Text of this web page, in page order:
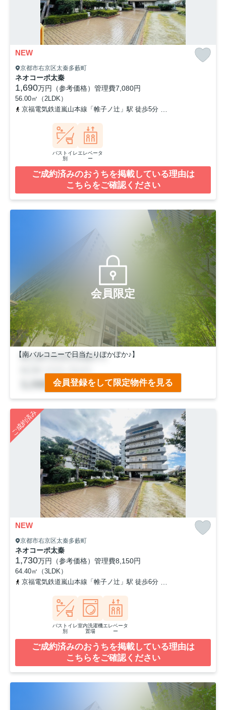
NEW
京都市右京区太秦多藪町
ネオコーポ太秦
1,690万円（参考価格） 管理費7,080円
56.00㎡（2LDK）
京福電気鉄道嵐山本線「帷子ノ辻」駅 徒歩5分
バストイレ
別
エレベータ
ー
ご成約済みのおうちを掲載している理由は
こちらをご確認ください
会員限定
【南バルコニーで日当たりぽかぽか♪】
◆ＪＲ「太秦」駅徒歩９分＆京福「帷子ノ辻」駅徒歩６分！
２wayアクセスで通勤通学便利♪
◆７階建て５階部分の為陽当たり・眺望良好！
◆周辺施設も揃った生活便利なマンション
会員登録をして限定物件を見る
ご成約済み
NEW
京都市右京区太秦多藪町
ネオコーポ太秦
1,730万円（参考価格） 管理費8,150円
64.40㎡（3LDK）
京福電気鉄道嵐山本線「帷子ノ辻」駅 徒歩6分
バストイレ
別
室内洗濯機
置場
エレベータ
ー
ご成約済みのおうちを掲載している理由は
こちらをご確認ください